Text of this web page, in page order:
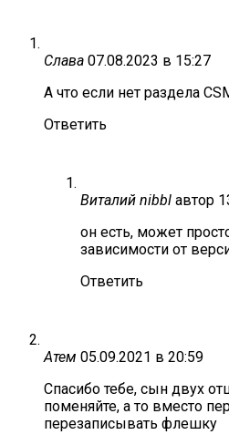
Слава 07.08.2023 в 15:27
А что если нет раздела
Ответить
Виталий nibbl автор
он есть, может
зависимости от
Ответить
Атем 05.09.2021 в 20:59
Спасибо тебе, сын двух
поменяйте, а то вместо
перезаписывать флешку